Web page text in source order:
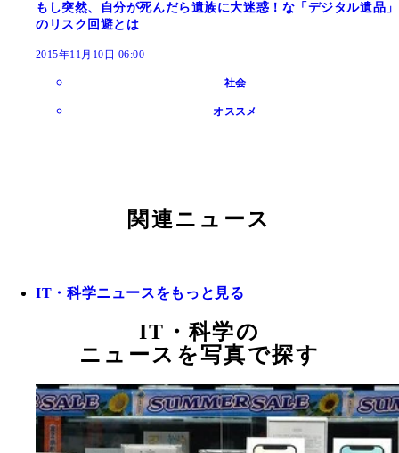
もし突然、自分が死んだら遺族に大迷惑！な「デジタル遺品」
のリスク回避とは
2015年11月10日 06:00
社会
オススメ
関連ニュース
IT・科学ニュースをもっと見る
IT・科学の
ニュースを写真で探す